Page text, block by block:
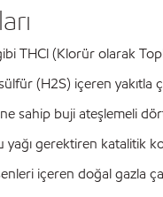
THCl (Klorür olarak
(H2S) içeren yakıtla
sahip buji ateşlemeli
gerektiren katalitik
içeren doğal gazla